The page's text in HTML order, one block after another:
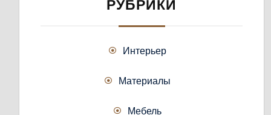
РУБРИКИ
Интерьер
Материалы
Мебель